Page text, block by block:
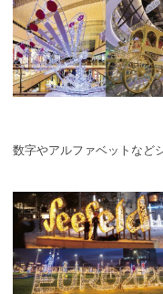
数字やアルファベットなど